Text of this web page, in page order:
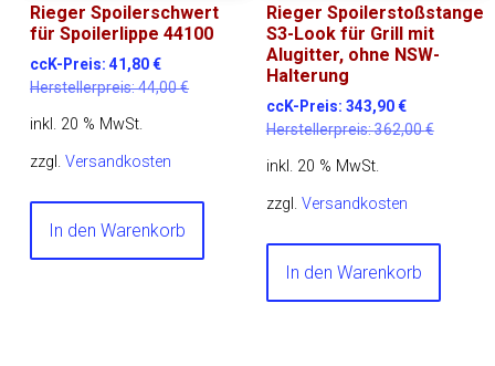
Rieger Spoilerschwert
für Spoilerlippe 44100
ccK-Preis:41,80€
Herstellerpreis:44,00€
inkl. 20 % MwSt.
zzgl.Versandkosten
In den Warenkorb
Rieger Spoilerstoßstange
S3-Look für Grill mit
Alugitter, ohne NSW-
Halterung
ccK-Preis: 343,90€
Herstellerpreis:362,00€
inkl. 20 % MwSt.
zzgl. Versandkosten
In den Warenkorb